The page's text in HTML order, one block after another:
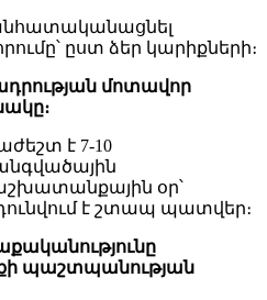
ըստ ձեր կարիքների։
մոտավոր
է 7-10
աշխատանքային օր՝
է շտապ պատվեր։
պաշտպանության